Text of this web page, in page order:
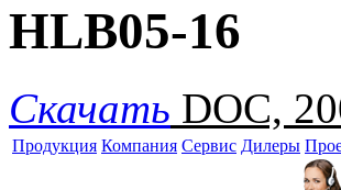
HLB05-16
Скачать DOC,
Продукция Компания Сервис Дилеры